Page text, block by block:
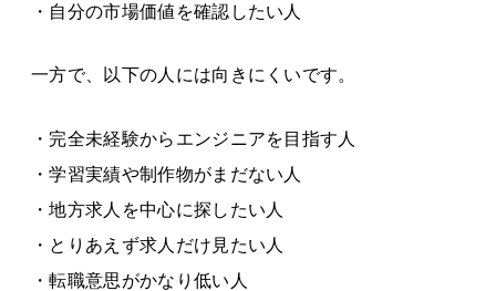
・自分の市場価値を確認したい人
一方で、以下の人には向きにくいです。
・完全未経験からエンジニアを目指す人
・学習実績や制作物がまだない人
・地方求人を中心に探したい人
・とりあえず求人だけ見たい人
・転職意思がかなり低い人